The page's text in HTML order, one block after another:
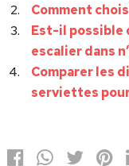
Comment
Est-il possible
escalier dans
Comparer les
serviettes